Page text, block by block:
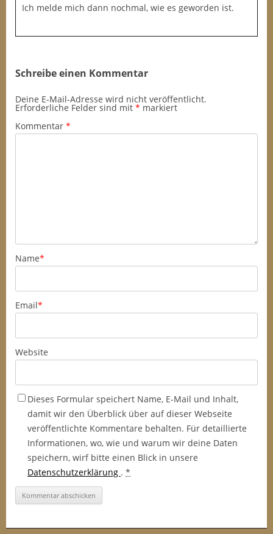
Ich melde mich dann nochmal, wie es geworden ist.
Schreibe einen Kommentar
Deine E-Mail-Adresse wird nicht veröffentlicht.
Erforderliche Felder sind mit * markiert
Kommentar *
Name*
Email*
Website
Dieses Formular speichert Name, E-Mail und Inhalt,
damit wir den Überblick über auf dieser Webseite
veröffentlichte Kommentare behalten. Für detaillierte
Informationen, wo, wie und warum wir deine Daten
speichern, wirf bitte einen Blick in unsere
Datenschutzerklärung . *